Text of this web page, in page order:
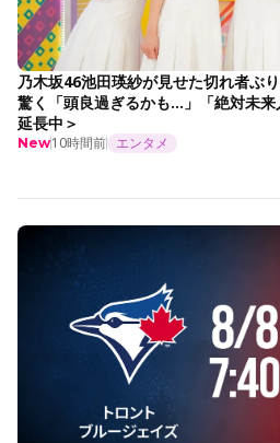
乃木坂46池田瑛紗が見せた切れ者ぶ
驚く「頭良過ぎるかも…」「絶対未
延長中＞
New10時間前 エンタメ